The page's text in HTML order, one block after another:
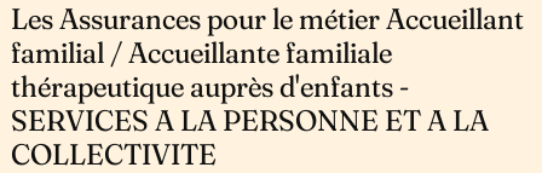
Les Assurances pour le métier Accueillant
familial / Accueillante familiale
thérapeutique auprès d'enfants -
SERVICES A LA PERSONNE ET A LA
COLLECTIVITE